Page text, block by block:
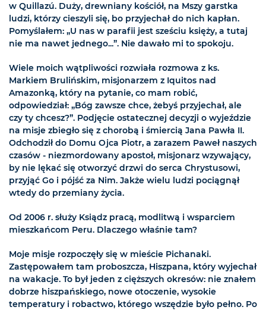
w Quillazú. Duży, drewniany kościół, na Mszy garstka
ludzi, którzy cieszyli się, bo przyjechał do nich kapłan.
Pomyślałem: „U nas w parafii jest sześciu księży, a tutaj
nie ma nawet jednego...”. Nie dawało mi to spokoju.
Wiele moich wątpliwości rozwiała rozmowa z ks.
Markiem Brulińskim, misjonarzem z Iquitos nad
Amazonką, który na pytanie, co mam robić,
odpowiedział: „Bóg zawsze chce, żebyś przyjechał, ale
czy ty chcesz?”. Podjęcie ostatecznej decyzji o wyjeździe
na misje zbiegło się z chorobą i śmiercią Jana Pawła II.
Odchodził do Domu Ojca Piotr, a zarazem Paweł naszych
czasów - niezmordowany apostoł, misjonarz wzywający,
by nie lękać się otworzyć drzwi do serca Chrystusowi,
przyjąć Go i pójść za Nim. Jakże wielu ludzi pociągnął
wtedy do przemiany życia.
Od 2006 r. służy Ksiądz pracą, modlitwą i wsparciem
mieszkańcom Peru. Dlaczego właśnie tam?
Moje misje rozpoczęły się w mieście Pichanaki.
Zastępowałem tam proboszcza, Hiszpana, który wyjechał
na wakacje. To był jeden z cięższych okresów: nie znałem
dobrze hiszpańskiego, nowe otoczenie, wysokie
temperatury i robactwo, którego wszędzie było pełno. Po